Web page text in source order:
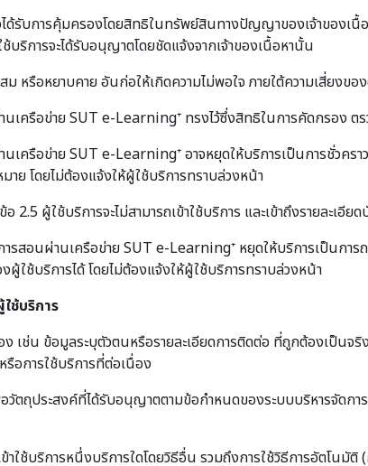
ด้รับการคุ้มครองโดยสิทธิในทรัพย์สินทางปัญญาของเจ้าของเ
บริการจะได้รับอนุญาตโดยชัดแจ้งจากเจ้าของเนื้อหานั้น
หรือหยาบคาย อันก่อให้เกิดความไม่พอใจ ภายใต้ความเสี่ยงขอ
เครือข่าย SUT e-Learning⁺ ทรงไว้ซึ่งสิทธิในการคัดกรอง ต
ครือข่าย SUT e-Learning⁺ อาจหยุดให้บริการเป็นการชั่วคร
ย โดยไม่ต้องแจ้งให้ผู้ใช้บริการทราบล่วงหน้า
2.5 ผู้ใช้บริการจะไม่สามารถเข้าใช้บริการ และเข้าถึงรายละ
สอนผ่านเครือข่าย SUT e-Learning⁺ หยุดให้บริการเป็นกา
ช้บริการได้ โดยไม่ต้องแจ้งให้ผู้ใช้บริการทราบล่วงหน้า
ช้บริการ
เช่น ข้อมูลระบุตัวตนหรือรายละเอียดการติดต่อ ที่ถูกต้องเป็น
อการใช้บริการที่ต่อเนื่อง
วัตถุประสงค์ที่ได้รับอนุญาตตามข้อกำหนดของระบบบริหารจั
าใช้บริการหนึ่งบริการใดโดยวิธีอื่น รวมถึงการใช้วิธีการอัตโ